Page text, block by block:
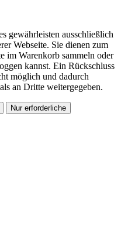
gewährleisten ausschließlich
Webseite. Sie dienen zum
im Warenkorb sammeln oder
kannst. Ein Rückschluss
möglich und dadurch
an Dritte weitergegeben.
Nur erforderliche